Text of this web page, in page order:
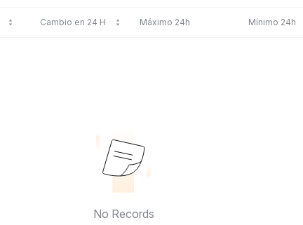
Cambio en 24 H Máximo 24h Mínimo 24h
No Records